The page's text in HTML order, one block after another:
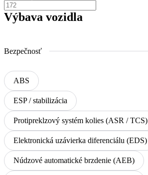
Výbava vozidla
Bezpečnosť
ABS
ESP / stabilizácia
Protipreklzový systém kolies (ASR / TCS)
Elektronická uzávierka diferenciálu (EDS)
Núdzové automatické brzdenie (AEB)